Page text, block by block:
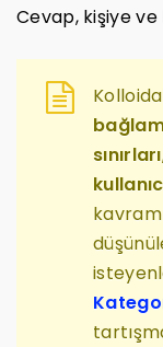
Cevap, kişiye
sınırları